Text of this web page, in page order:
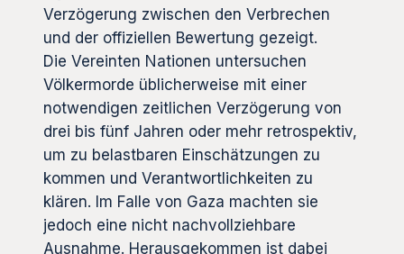
Verzögerung zwischen den Verbrechen
und der offiziellen Bewertung gezeigt.
Die Vereinten Nationen untersuchen
Völkermorde üblicherweise mit einer
notwendigen zeitlichen Verzögerung von
drei bis fünf Jahren oder mehr retrospektiv,
um zu belastbaren Einschätzungen zu
kommen und Verantwortlichkeiten zu
klären. Im Falle von Gaza machten sie
jedoch eine nicht nachvollziehbare
Ausnahme. Herausgekommen ist dabei